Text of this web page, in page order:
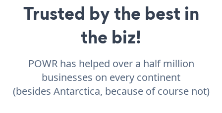
Trusted by the best in
the biz!
POWR has helped over a half million
businesses on every continent
(besides Antarctica, because of course not)